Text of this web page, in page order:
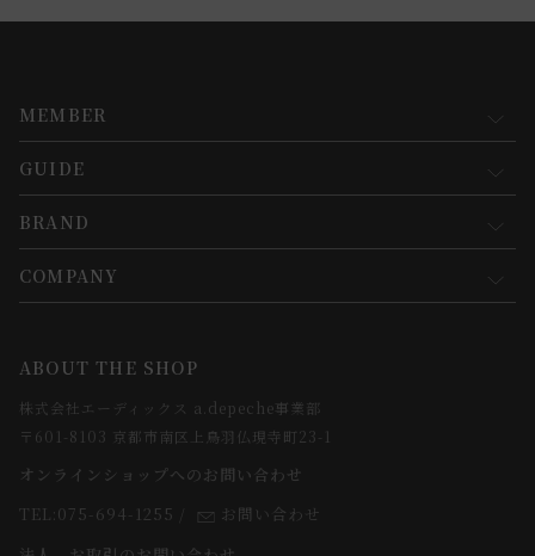
MEMBER
マイページ
新規会員登録
会員規約について
GUIDE
お買い物ガイド
会員登録について
お支払方法について
お届けについて
よくあるご質問
BRAND
コンセプト
webカタログ
COMPANY
求人情報
法人のお客様
スタッフ
ABOUT THE SHOP
株式会社エーディックス a.depeche事業部
〒601-8103 京都市南区上鳥羽仏現寺町23-1
オンラインショップへのお問い合わせ
TEL:075-694-1255
お問い合わせ